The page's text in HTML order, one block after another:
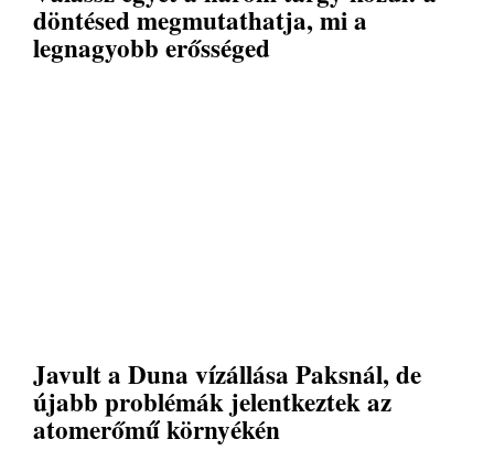
döntésed megmutathatja, mi a
legnagyobb erősséged
Javult a Duna vízállása Paksnál, de
újabb problémák jelentkeztek az
atomerőmű környékén